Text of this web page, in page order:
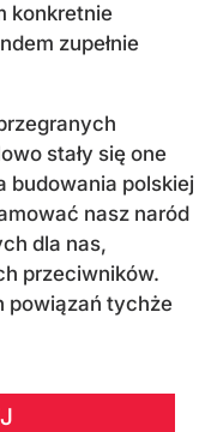
konkretnie
zupełnie
stały się one
budowania polskiej
nasz naród
dla nas,
przeciwników.
powiązań tychże